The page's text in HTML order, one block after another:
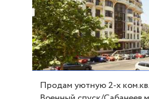
Продам уютную 2-х ком.кв.